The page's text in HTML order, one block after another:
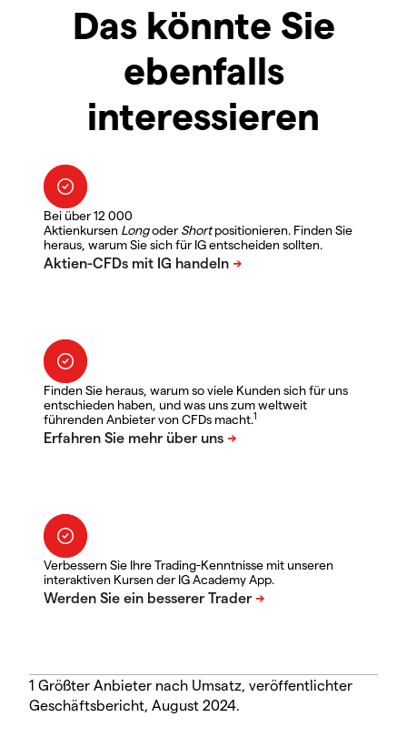
Das könnte Sie
ebenfalls
interessieren
Bei über 12 000
Aktienkursen LongoderShortpositionieren. Finden Sie
heraus, warum Sie sich für IG entscheiden sollten.
Finden Sie heraus, warum so viele Kunden sich für uns
entschieden haben, und was uns zum weltweit
führenden Anbieter von CFDs macht.1
Verbessern Sie Ihre Trading-Kenntnisse mit unseren
interaktiven Kursen der IG Academy App.
1 Größter Anbieter nach Umsatz, veröffentlichter
Geschäftsbericht, August 2024.